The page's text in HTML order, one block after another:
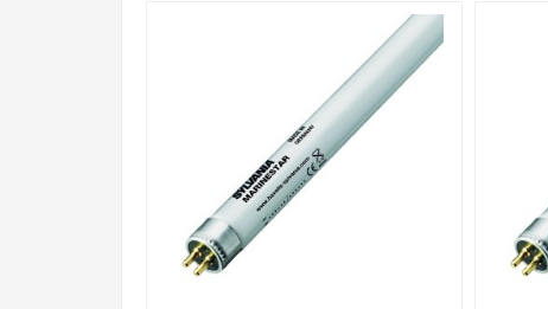
Обращаем Ваше внимание, что размещенная на
необходимо уточнить у менеджеров, которые с
Производитель оставляет за собой право
Цена на Лампа люминесцентная для морских
магазинах, и вы поймете, что у нас оптимальное
позиций. На сайте можно найти как товары,
уделяем особое внимание. Кроме того, ставка